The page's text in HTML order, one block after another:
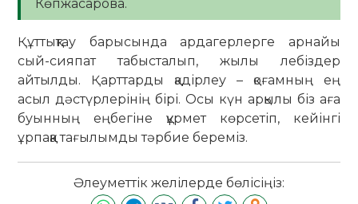
Көпжасарова.
Құттықтау барысында ардагерлерге арнайы
сый-сияпат табысталып, жылы лебіздер
айтылды. Қарттарды қадірлеу – қоғамның ең
асыл дәстүрлерінің бірі. Осы күн арқылы біз аға
буынның еңбегіне құрмет көрсетіп, кейінгі
ұрпаққа тағылымды тәрбие береміз.
Әлеуметтік желілерде бөлісіңіз: